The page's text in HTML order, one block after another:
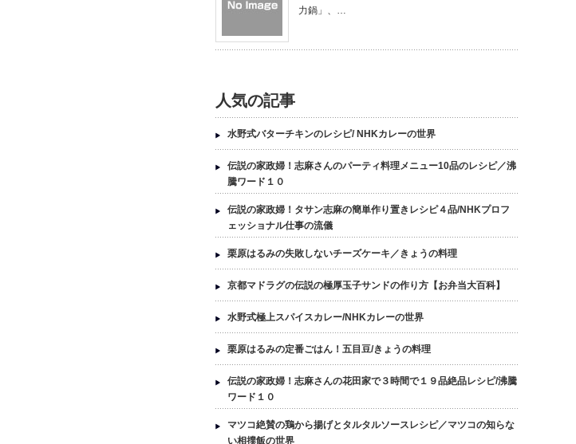
力鍋」、…
人気の記事
水野式バターチキンのレシピ/ NHKカレーの世界
伝説の家政婦！志麻さんのパーティ料理メニュー10品のレシピ／沸
騰ワード１０
伝説の家政婦！タサン志麻の簡単作り置きレシピ４品/NHKプロフ
ェッショナル仕事の流儀
栗原はるみの失敗しないチーズケーキ／きょうの料理
京都マドラグの伝説の極厚玉子サンドの作り方【お弁当大百科】
水野式極上スパイスカレー/NHKカレーの世界
栗原はるみの定番ごはん！五目豆/きょうの料理
伝説の家政婦！志麻さんの花田家で３時間で１９品絶品レシピ/沸騰
ワード１０
マツコ絶賛の鶏から揚げとタルタルソースレシピ／マツコの知らな
い相撲飯の世界